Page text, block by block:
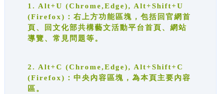
1. Alt+U (Chrome,Edge), Alt+Shift+U
(Firefox)：右上方功能區塊，包括回官網首
頁、回文化部共構藝文活動平台首頁、網站
導覽、常見問題等。
2. Alt+C (Chrome,Edge), Alt+Shift+C
(Firefox)：中央內容區塊，為本頁主要內容
區。